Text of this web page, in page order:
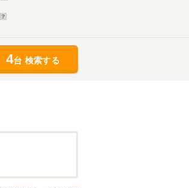
4台 検索する